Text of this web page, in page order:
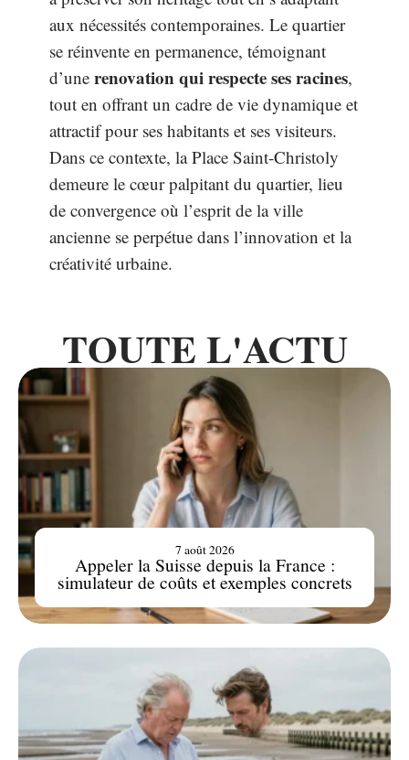
aux nécessités contemporaines. Le quartier
se réinvente en permanence, témoignant
d’une renovation qui respecte ses racines,
tout en offrant un cadre de vie dynamique et
attractif pour ses habitants et ses visiteurs.
Dans ce contexte, la Place Saint-Christoly
demeure le cœur palpitant du quartier, lieu
de convergence où l’esprit de la ville
ancienne se perpétue dans l’innovation et la
créativité urbaine.
TOUTE L'ACTU
Appeler la Suisse depuis la France :
simulateur de coûts et exemples concrets
7 août 2026